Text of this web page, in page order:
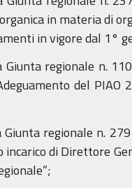
in materia di
in vigore dal 1°
regionale n.
del
regionale n.
di Direttore